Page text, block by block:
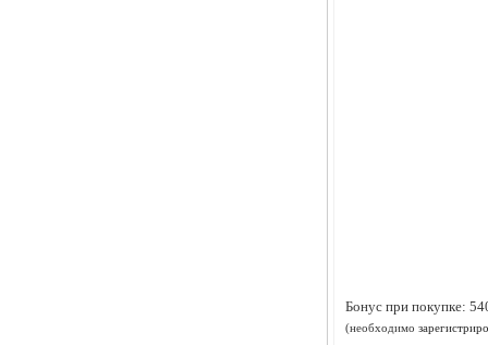
Бонус при покупке:
(необходимо